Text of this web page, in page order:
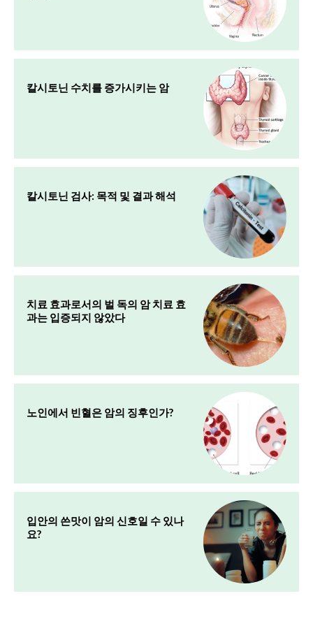
칼시토닌 수치를 증가시키는 암
칼시토닌 검사: 목적 및 결과 해석
치료 효과로서의 벌 독의 암 치료 효
과는 입증되지 않았다
노인에서 빈혈은 암의 징후인가?
입안의 쓴맛이 암의 신호일 수 있나
요?